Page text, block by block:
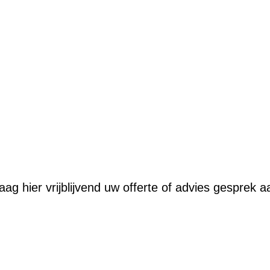
hier vrijblijvend uw offerte of advies gesprek